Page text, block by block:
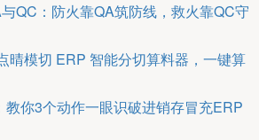
QC：防火靠QA筑防线，救火靠QC守
晴模切 ERP 智能分切算料器，一键算
教你3个动作一眼识破进销存冒充ERP